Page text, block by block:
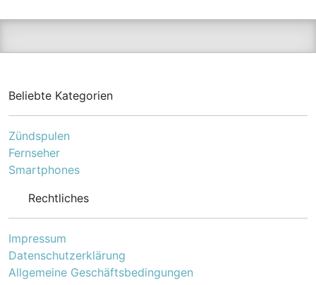
Beliebte Kategorien
Zündspulen
Fernseher
Smartphones
Rechtliches
Impressum
Datenschutzerklärung
Allgemeine Geschäftsbedingungen